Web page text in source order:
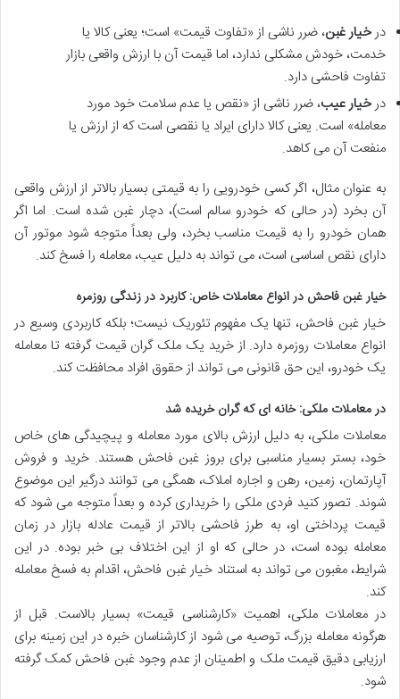
درخیار غبن، ضرر ناشی از «تفاوت قیمت» است؛ یعنی کالا یا
خدمت، خودش مشکلی ندارد، اما قیمت آن با ارزش واقعی بازار
تفاوت فاحشی دارد.
درخیار عیب، ضرر ناشی از «نقص یا عدم سلامت خود مورد
معامله» است. یعنی کالا دارای ایراد یا نقصی است که از ارزش یا
منفعت آن می کاهد.
به عنوان مثال، اگر کسی خودرویی را به قیمتی بسیار بالاتر از ارزش واقعی
آن بخرد (در حالی که خودرو سالم است)، دچار غبن شده است. اما اگر
همان خودرو را به قیمت مناسب بخرد، ولی بعداً متوجه شود موتور آن
دارای نقص اساسی است، می تواند به دلیل عیب، معامله را فسخ کند.
خیار غبن فاحش در انواع معاملات خاص: کاربرد در زندگی روزمره
خیار غبن فاحش، تنها یک مفهوم تئوریک نیست؛ بلکه کاربردی وسیع در
انواع معاملات روزمره دارد. از خرید یک ملک گران قیمت گرفته تا معامله
یک خودرو، این حق قانونی می تواند از حقوق افراد محافظت کند.
در معاملات ملکی: خانه ای که گران خریده شد
معاملات ملکی، به دلیل ارزش بالای مورد معامله و پیچیدگی های خاص
خود، بستر بسیار مناسبی برای بروز غبن فاحش هستند. خرید و فروش
آپارتمان، زمین، رهن و اجاره املاک، همگی می توانند درگیر این موضوع
شوند. تصور کنید فردی ملکی را خریداری کرده و بعداً متوجه می شود که
قیمت پرداختی او، به طرز فاحشی بالاتر از قیمت عادله بازار در زمان
معامله بوده است، در حالی که او از این اختلاف بی خبر بوده. در این
شرایط، مغبون می تواند به استناد خیار غبن فاحش، اقدام به فسخ معامله
کند.
در معاملات ملکی، اهمیت «کارشناسی قیمت» بسیار بالاست. قبل از
هرگونه معامله بزرگ، توصیه می شود از کارشناسان خبره در این زمینه برای
ارزیابی دقیق قیمت ملک و اطمینان از عدم وجود غبن فاحش کمک گرفته
شود.